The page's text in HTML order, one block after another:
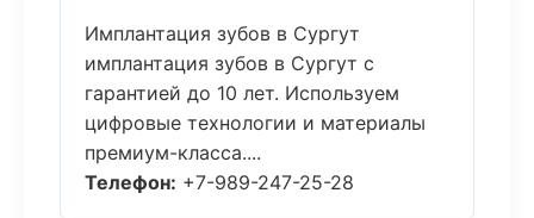
Имплантация зубов в Сургут
имплантация зубов в Сургут с
гарантией до 10 лет. Используем
цифровые технологии и материалы
премиум-класса....
Телефон: +7-989-247-25-28